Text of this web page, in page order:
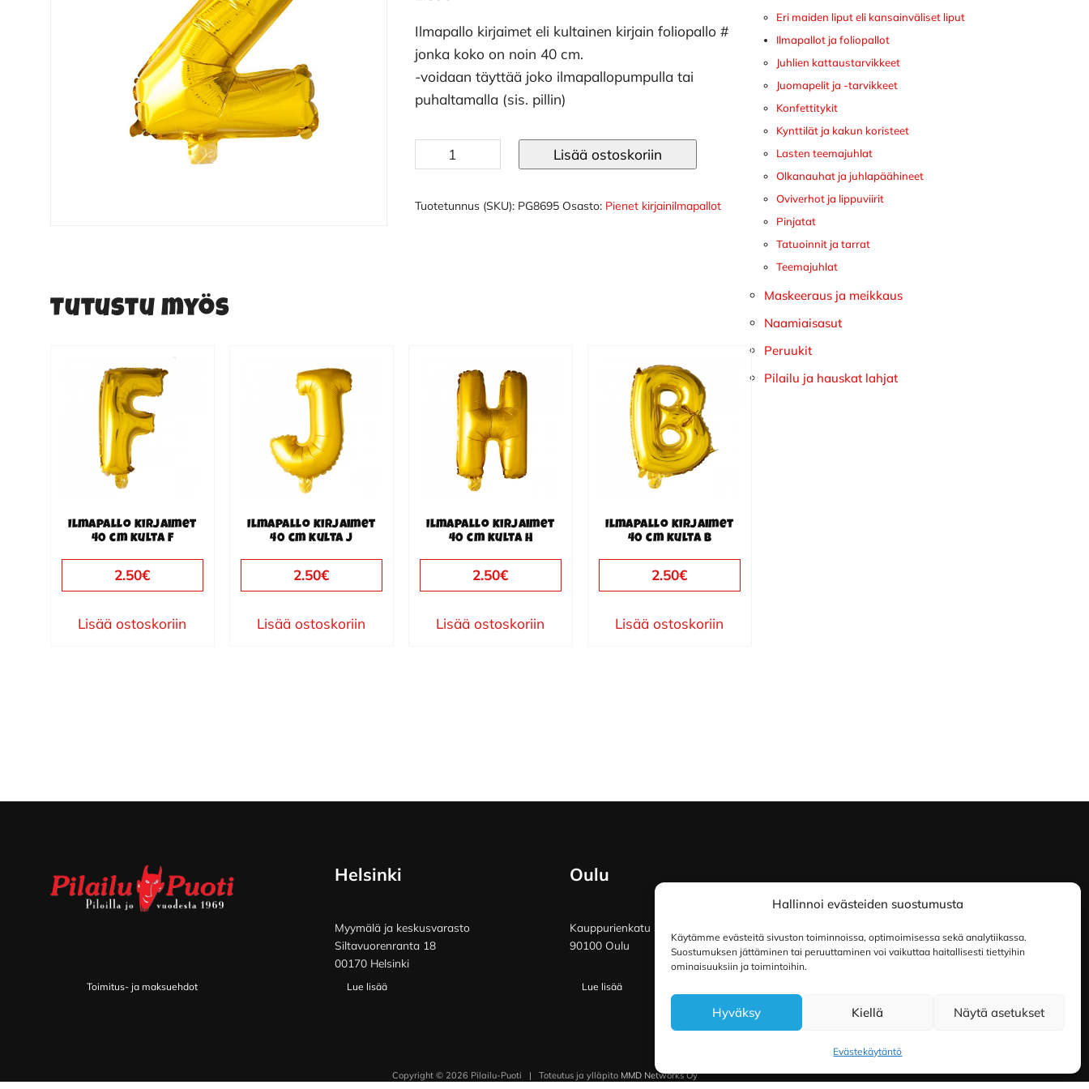
Hallinnoi evästeiden suostumusta
Käytämme evästeitä sivuston toiminnoissa, optimoimisessa sekä analytiikassa.
Suostumuksen jättäminen tai peruuttaminen voi vaikuttaa haitallisesti tiettyihin
ominaisuuksiin ja toimintoihin.
Hyväksy Kiellä Näytä asetukset
Evästekäytäntö
Ilmapallo kirjaimet eli kultainen kirjain foliopallo #
jonka koko on noin 40 cm.
-voidaan täyttää joko ilmapallopumpulla tai
puhaltamalla (sis. pillin)
Ilmapallo
kirjaimet
cm
Lisää ostoskoriin
Tuotetunnus (SKU): PG8695 Osasto: Pienet kirjainilmapallot
Tutustu myös
Ilmapallo kirjaimet
40 cm kulta F
2.50€
Lisää ostoskoriin
Ilmapallo kirjaimet
40 cm kulta J
2.50€
Lisää ostoskoriin
Ilmapallo kirjaimet
40 cm kulta H
2.50€
Lisää ostoskoriin
Ilmapallo kirjaimet
40 cm kulta B
2.50€
Lisää ostoskoriin
Eri maiden liput eli kansainväliset liput
Ilmapallot ja foliopallot
Juhlien kattaustarvikkeet
Juomapelit ja -tarvikkeet
Konfettitykit
Kynttilät ja kakun koristeet
Lasten teemajuhlat
Olkanauhat ja juhlapäähineet
Oviverhot ja lippuviirit
Pinjatat
Tatuoinnit ja tarrat
Teemajuhlat
Maskeeraus ja meikkaus
Naamiaisasut
Peruukit
Pilailu ja hauskat lahjat
Toimitus- ja maksuehdot
Helsinki
Myymälä ja keskusvarasto
Siltavuorenranta 18
00170 Helsinki
Lue lisää
Oulu
Kauppurienkatu 34
90100 Oulu
Lue lisää
Copyright © 2026 Pilailu-Puoti | Toteutus ja ylläpito MMD Networks Oy